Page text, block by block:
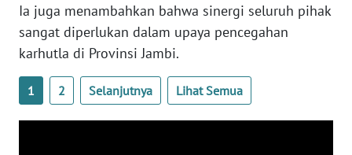
Ia juga menambahkan bahwa sinergi seluruh pihak
sangat diperlukan dalam upaya pencegahan
karhutla di Provinsi Jambi.
1 2 Selanjutnya Lihat Semua
WN
SULBAR
WN
BABEL